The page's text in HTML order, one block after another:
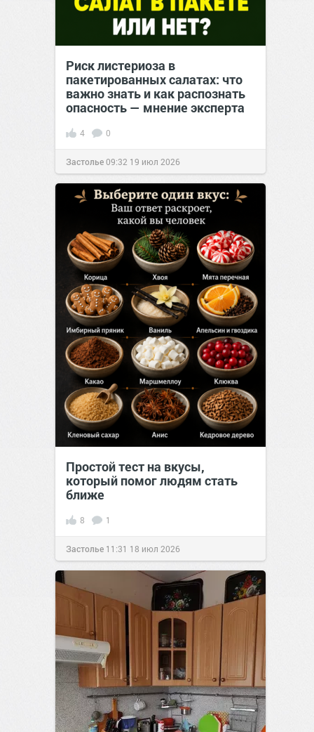
Риск листериоза в
пакетированных салатах: что
важно знать и как распознать
опасность — мнение эксперта
4 0
Застолье09:32 19 июл 2026
Простой тест на вкусы,
который помог людям стать
ближе
8 1
Застолье 11:31 18 июл 2026